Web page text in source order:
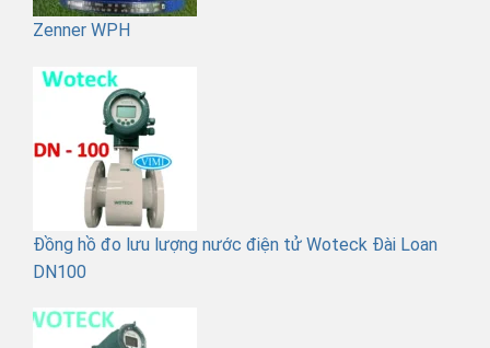
Zenner WPH
Đồng hồ đo lưu lượng nước điện tử Woteck Đài Loan
DN100